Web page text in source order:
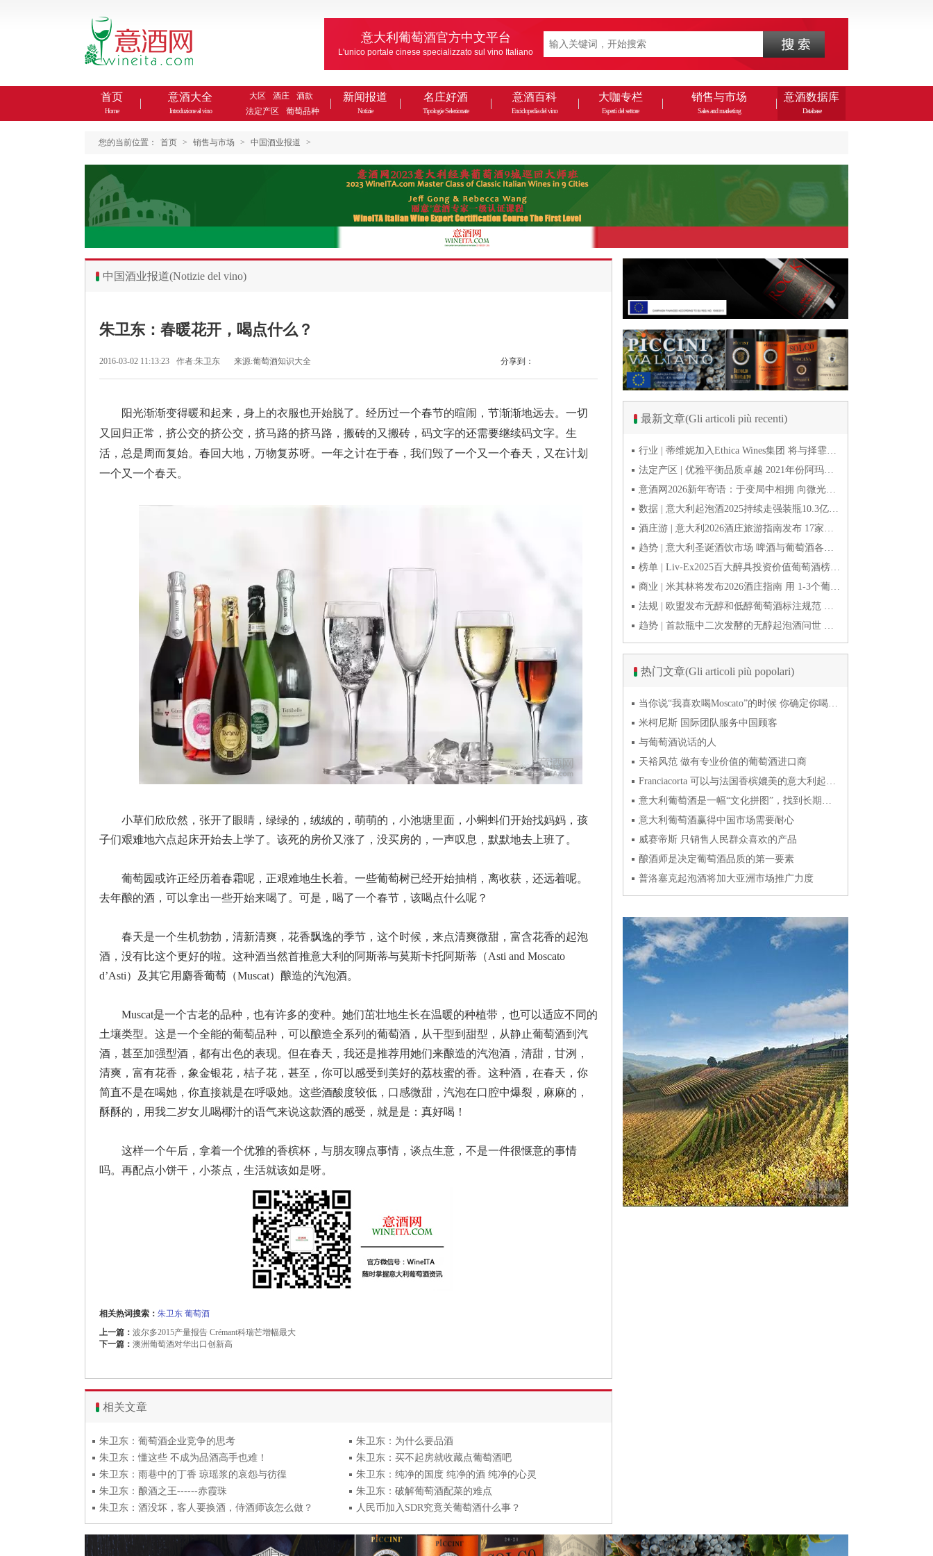
意大利葡萄酒官方中文平台
L'unico portale cinese specializzato sul vino Italiano
首页
Home
意酒大全
Introduzione al vino
大区 酒庄
酒款
法定产区
葡萄品种
新闻报道
Notizie
名庄好酒
Tipologie Selezionate
意酒百科
Enciclopedia del vino
大咖专栏
Esperti del settore
销售与市场
Sales and marketing
意酒数据库
Database
您的当前位置： 首页 > 销售与市场 > 中国酒业报道 >
中国酒业报道(Notizie del vino)
朱卫东：春暖花开，喝点什么？
2016-03-02 11:13:23 作者:朱卫东 来源:葡萄酒知识大全 分享到：
阳光渐渐变得暖和起来，身上的衣服也开始脱了。经历过一个春节的暄闹，节渐渐地远去。一切
又回归正常，挤公交的挤公交，挤马路的挤马路，搬砖的又搬砖，码文字的还需要继续码文字。生
活，总是周而复始。春回大地，万物复苏呀。一年之计在于春，我们毁了一个又一个春天，又在计划
一个又一个春天。
小草们欣欣然，张开了眼睛，绿绿的，绒绒的，萌萌的，小池塘里面，小蝌蚪们开始找妈妈，孩
子们艰难地六点起床开始去上学了。该死的房价又涨了，没买房的，一声叹息，默默地去上班了。
葡萄园或许正经历着春霜呢，正艰难地生长着。一些葡萄树已经开始抽梢，离收获，还远着呢。
去年酿的酒，可以拿出一些开始来喝了。可是，喝了一个春节，该喝点什么呢？
春天是一个生机勃勃，清新清爽，花香飘逸的季节，这个时候，来点清爽微甜，富含花香的起泡
酒，没有比这个更好的啦。这种酒当然首推意大利的阿斯蒂与莫斯卡托阿斯蒂（Asti and Moscato
d’Asti）及其它用麝香葡萄（Muscat）酿造的汽泡酒。
Muscat是一个古老的品种，也有许多的变种。她们茁壮地生长在温暖的种植带，也可以适应不同的
土壤类型。这是一个全能的葡萄品种，可以酿造全系列的葡萄酒，从干型到甜型，从静止葡萄酒到汽
酒，甚至加强型酒，都有出色的表现。但在春天，我还是推荐用她们来酿造的汽泡酒，清甜，甘洌，
清爽，富有花香，象金银花，桔子花，甚至，你可以感受到美好的荔枝蜜的香。这种酒，在春天，你
简直不是在喝她，你直接就是在呼吸她。这些酒酸度较低，口感微甜，汽泡在口腔中爆裂，麻麻的，
酥酥的，用我二岁女儿喝椰汁的语气来说这款酒的感受，就是是：真好喝！
这样一个午后，拿着一个优雅的香槟杯，与朋友聊点事情，谈点生意，不是一件很惬意的事情
吗。再配点小饼干，小茶点，生活就该如是呀。
相关热词搜索： 朱卫东 葡萄酒
上一篇： 波尔多2015产量报告 Crémant科瑞芒增幅最大
下一篇： 澳洲葡萄酒对华出口创新高
相关文章
朱卫东：葡萄酒企业竞争的思考
朱卫东：为什么要品酒
朱卫东：懂这些 不成为品酒高手也难！
朱卫东：买不起房就收藏点葡萄酒吧
朱卫东：雨巷中的丁香 琼瑶浆的哀怨与彷徨
朱卫东：纯净的国度 纯净的酒 纯净的心灵
朱卫东：酿酒之王------赤霞珠
朱卫东：破解葡萄酒配菜的难点
朱卫东：酒没坏，客人要换酒，侍酒师该怎么做？
人民币加入SDR究竟关葡萄酒什么事？
最新文章(Gli articoli più recenti)
行业 | 蒂维妮加入Ethica Wines集团 将与择霏罗共拓中国市场
法定产区 | 优雅平衡品质卓越 2021年份阿玛罗尼Amarone全球预品会落幕
意酒网2026新年寄语：于变局中相拥 向微光而前行
数据 | 意大利起泡酒2025持续走强装瓶10.3亿瓶 普罗塞克风靡全球
酒庄游 | 意大利2026酒庄旅游指南发布 17家葡萄酒博物馆别错过
趋势 | 意大利圣诞酒饮市场 啤酒与葡萄酒各自精彩
榜单 | Liv-Ex2025百大醉具投资价值葡萄酒榜单发布 20款意酒入选
商业 | 米其林将发布2026酒庄指南 用 1-3个葡萄串为部分酒庄评级
法规 | 欧盟发布无醇和低醇葡萄酒标注规范 无醇酒可以被种出来吗
趋势 | 首款瓶中二次发酵的无醇起泡酒问世 意大利酿酒师用特种酵母开创历史
热门文章(Gli articoli più popolari)
当你说“我喜欢喝Moscato”的时候 你确定你喝的到底是什么吗？
米柯尼斯 国际团队服务中国顾客
与葡萄酒说话的人
天裕风范 做有专业价值的葡萄酒进口商
Franciacorta 可以与法国香槟媲美的意大利起泡酒
意大利葡萄酒是一幅“文化拼图”，找到长期合作伙伴最具挑战
意大利葡萄酒赢得中国市场需要耐心
威赛帝斯 只销售人民群众喜欢的产品
酿酒师是决定葡萄酒品质的第一要素
普洛塞克起泡酒将加大亚洲市场推广力度